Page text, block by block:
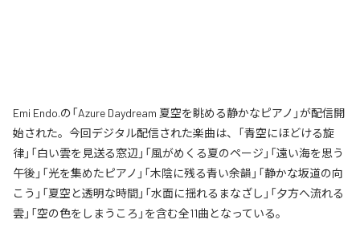
Emi Endo.の「Azure Daydream 夏空を眺める静かなピアノ」が配信開
始された。今回デジタル配信された楽曲は、「青空にほどける旋
律」「白い雲を見送る窓辺」「風がめくる夏のページ」「遠い海を思う
午後」「光を集めたピアノ」「木陰に残る青い余韻」「静かな坂道の向
こう」「夏空と透明な時間」「水面に揺れるまなざし」「夕方へ流れる
雲」「空の色をしまうころ」を含む全11曲となっている。